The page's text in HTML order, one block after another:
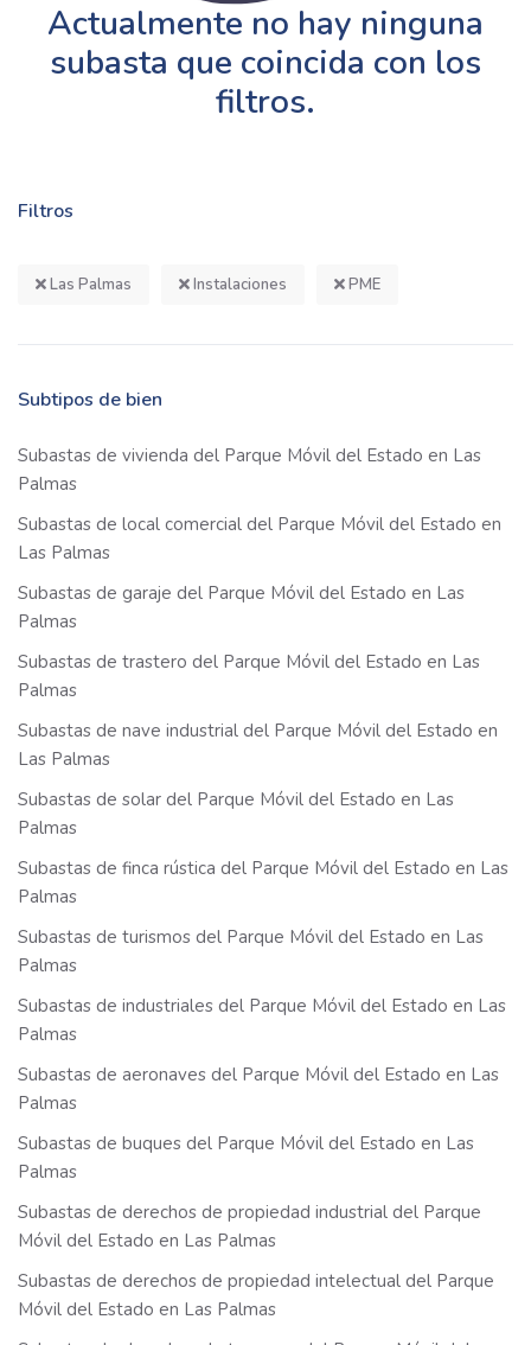
Filtros
Las Palmas Instalaciones PME
Subtipos de bien
Subastas de vivienda del Parque Móvil del Estado en Las
Palmas
Subastas de local comercial del Parque Móvil del Estado en
Las Palmas
Subastas de garaje del Parque Móvil del Estado en Las
Palmas
Subastas de trastero del Parque Móvil del Estado en Las
Palmas
Subastas de nave industrial del Parque Móvil del Estado en
Las Palmas
Subastas de solar del Parque Móvil del Estado en Las
Palmas
Subastas de finca rústica del Parque Móvil del Estado en Las
Palmas
Subastas de turismos del Parque Móvil del Estado en Las
Palmas
Subastas de industriales del Parque Móvil del Estado en Las
Palmas
Subastas de aeronaves del Parque Móvil del Estado en Las
Palmas
Subastas de buques del Parque Móvil del Estado en Las
Palmas
Subastas de derechos de propiedad industrial del Parque
Móvil del Estado en Las Palmas
Subastas de derechos de propiedad intelectual del Parque
Móvil del Estado en Las Palmas
Actualmente no hay ninguna
subasta que coincida con los
filtros.